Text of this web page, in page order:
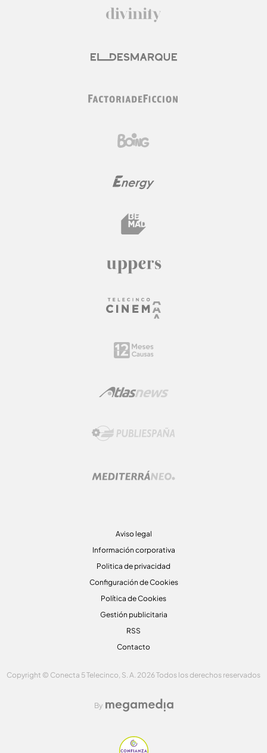
Aviso legal
Información corporativa
Politica de privacidad
Configuración de Cookies
Política de Cookies
Gestión publicitaria
RSS
Contacto
Copyright © Conecta 5 Telecinco, S. A. 2026 Todos los derechos reservados
By